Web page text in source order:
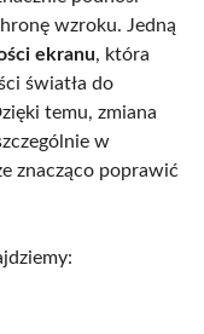
wzroku. Jedną
ekranu, która
światła do
temu, zmiana
w
znacząco poprawić